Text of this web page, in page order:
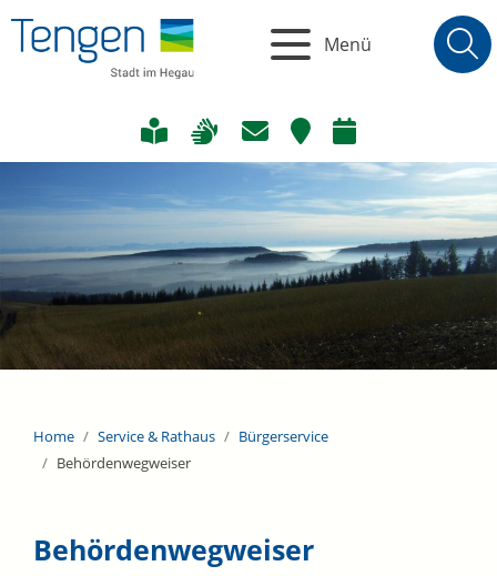
Menü
Home Service & Rathaus
Bürgerservice
Behördenwegweiser
Behördenwegweiser